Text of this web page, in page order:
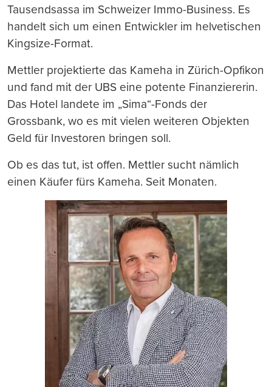
Tausendsassa im Schweizer Immo-Business. Es
handelt sich um einen Entwickler im helvetischen
Kingsize-Format.
Mettler projektierte das Kameha in Zürich-Opfikon
und fand mit der UBS eine potente Finanziererin.
Das Hotel landete im „Sima“-Fonds der
Grossbank, wo es mit vielen weiteren Objekten
Geld für Investoren bringen soll.
Ob es das tut, ist offen. Mettler sucht nämlich
einen Käufer fürs Kameha. Seit Monaten.